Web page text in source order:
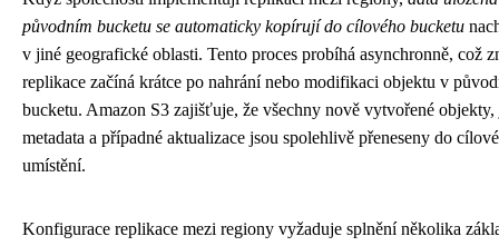
původním bucketu se automaticky kopírují do cílového bucketu
v jiné geografické oblasti. Tento proces probíhá asynchronně, což
replikace začíná krátce po nahrání nebo modifikaci objektu v
bucketu. Amazon S3 zajišťuje, že všechny nově vytvořené
metadata a případné aktualizace jsou spolehlivě přeneseny do
umístění.
Konfigurace replikace mezi regiony vyžaduje splnění několika